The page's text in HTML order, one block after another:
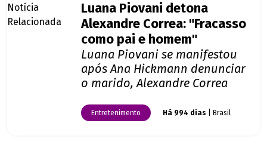
Luana Piovani detona
Alexandre Correa: "Fracasso
como pai e homem"
Luana Piovani se manifestou
após Ana Hickmann denunciar
o marido, Alexandre Correa
Entretenimento Há 994 dias | Brasil